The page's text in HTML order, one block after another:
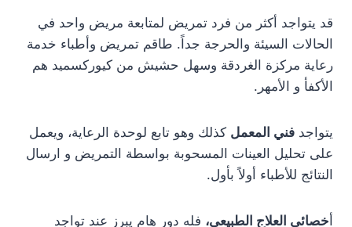
قد يتواجد أكثر من فرد تمريض لمتابعة مريض واحد في
الحالات السيئة والحرجة جداً. طاقم تمريض وأطباء خدمة
رعاية مركزة الغردقة وسهل حشيش من كيوركسميد هم
الأكفأ و الأمهر.
يتواجد فني المعمل كذلك وهو تابع لوحدة الرعاية، ويعمل
على تحليل العينات المسحوبة بواسطة التمريض و ارسال
النتائج للأطباء أولاً بأول.
خصائي العلاج الطبيعي، فله دور هام يبرز عند تواجد